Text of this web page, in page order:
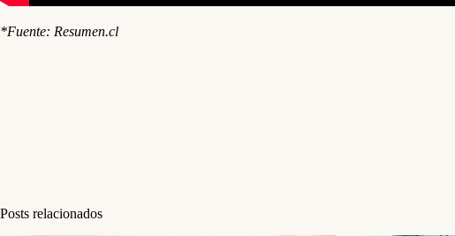
*Fuente: Resumen.cl
Posts relacionados